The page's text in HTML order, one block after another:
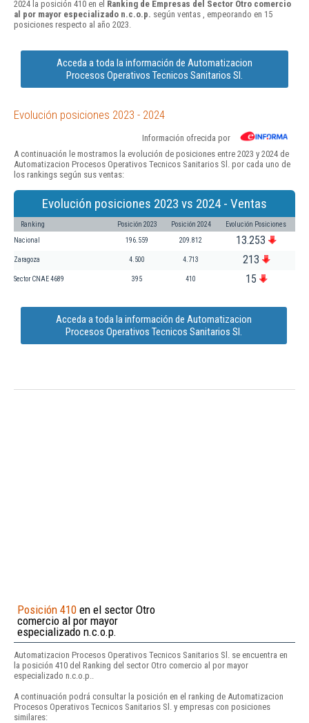
2024 la posición 410 en el Ranking de Empresas del Sector Otro comercio
al por mayor especializado n.c.o.p. según ventas , empeorando en 15
posiciones respecto al año 2023.
Acceda a toda la información de Automatizacion
Procesos Operativos Tecnicos Sanitarios Sl.
Evolución posiciones 2023 - 2024
Información ofrecida por
A continuación le mostramos la evolución de posiciones entre 2023 y 2024 de
Automatizacion Procesos Operativos Tecnicos Sanitarios Sl. por cada uno de
los rankings según sus ventas:
Evolución posiciones 2023 vs 2024 - Ventas
Ranking Posición 2023 Posición 2024 Evolución Posiciones
Nacional 196.559 209.812 13.253
Zaragoza 4.500 4.713 213
Sector CNAE 4689 395 410 15
Acceda a toda la información de Automatizacion
Procesos Operativos Tecnicos Sanitarios Sl.
Posición 410 en el sector Otro
comercio al por mayor
especializado n.c.o.p.
Automatizacion Procesos Operativos Tecnicos Sanitarios Sl. se encuentra en
la posición 410 del Ranking del sector Otro comercio al por mayor
especializado n.c.o.p..
A continuación podrá consultar la posición en el ranking de Automatizacion
Procesos Operativos Tecnicos Sanitarios Sl. y empresas con posiciones
similares: